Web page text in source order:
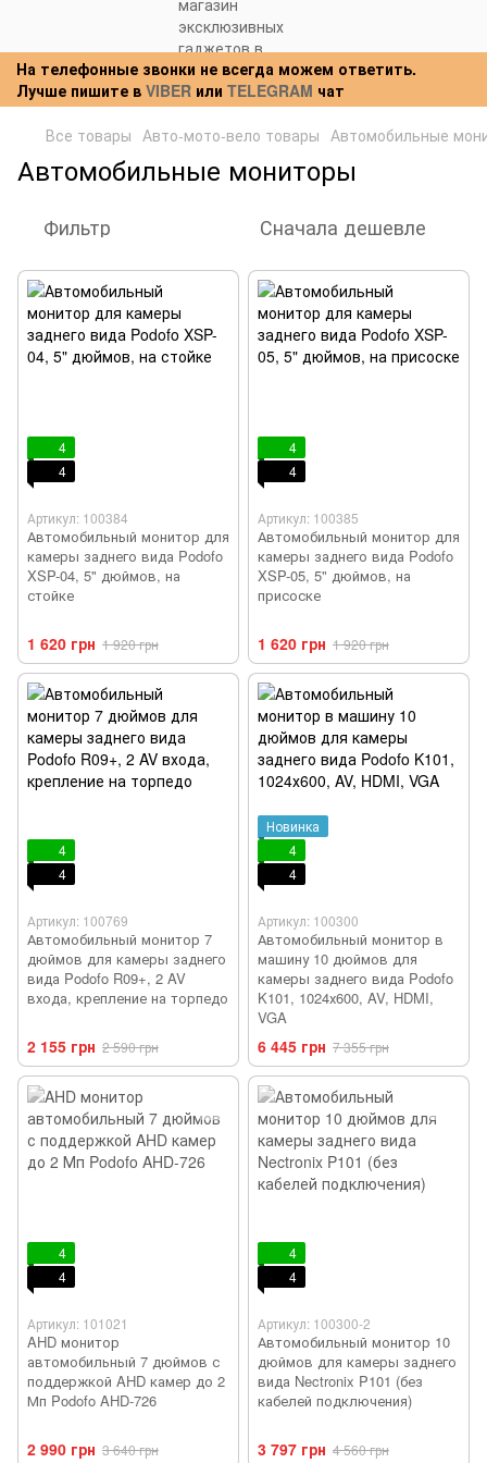
На телефонные звонки не всегда можем ответить.
Лучше пишите в VIBER или TELEGRAM чат
Все товары Авто-мото-вело товары Автомобильные
Автомобильные мониторы
Фильтр Сначала дешевле
4
4
Артикул: 100384
Автомобильный монитор для
камеры заднего вида Podofo
XSP-04, 5" дюймов, на
стойке
1 620 грн 1 920 грн
4
4
Артикул: 100385
Автомобильный монитор для
камеры заднего вида Podofo
XSP-05, 5" дюймов, на
присоске
1 620 грн 1 920 грн
4
4
Артикул: 100769
Автомобильный монитор 7
дюймов для камеры заднего
вида Podofo R09+, 2 AV
входа, крепление на торпедо
2 155 грн 2 590 грн
Новинка
4
4
Артикул: 100300
Автомобильный монитор в
машину 10 дюймов для
камеры заднего вида Podofo
K101, 1024х600, AV, HDMI,
VGA
6 445 грн 7 355 грн
4
4
Артикул: 101021
AHD монитор
автомобильный 7 дюймов с
поддержкой AHD камер до 2
Мп Podofo AHD-726
2 990 грн 3 640 грн
4
4
Артикул: 100300-2
Автомобильный монитор 10
дюймов для камеры заднего
вида Nectronix P101 (без
кабелей подключения)
3 797 грн 4 560 грн